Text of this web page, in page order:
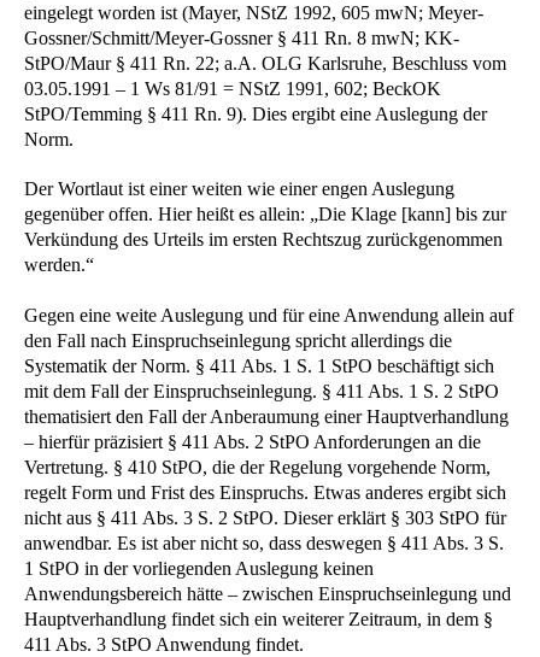
eingelegt worden ist (Mayer, NStZ 1992, 605 mwN; Meyer-
Gossner/Schmitt/Meyer-Gossner § 411 Rn. 8 mwN; KK-
StPO/Maur § 411 Rn. 22; a.A. OLG Karlsruhe, Beschluss vom
03.05.1991 – 1 Ws 81/91 = NStZ 1991, 602; BeckOK
StPO/Temming § 411 Rn. 9). Dies ergibt eine Auslegung der
Norm.
Der Wortlaut ist einer weiten wie einer engen Auslegung
gegenüber offen. Hier heißt es allein: „Die Klage [kann] bis zur
Verkündung des Urteils im ersten Rechtszug zurückgenommen
werden.“
Gegen eine weite Auslegung und für eine Anwendung allein auf
den Fall nach Einspruchseinlegung spricht allerdings die
Systematik der Norm. § 411 Abs. 1 S. 1 StPO beschäftigt sich
mit dem Fall der Einspruchseinlegung. § 411 Abs. 1 S. 2 StPO
thematisiert den Fall der Anberaumung einer Hauptverhandlung
– hierfür präzisiert § 411 Abs. 2 StPO Anforderungen an die
Vertretung. § 410 StPO, die der Regelung vorgehende Norm,
regelt Form und Frist des Einspruchs. Etwas anderes ergibt sich
nicht aus § 411 Abs. 3 S. 2 StPO. Dieser erklärt § 303 StPO für
anwendbar. Es ist aber nicht so, dass deswegen § 411 Abs. 3 S.
1 StPO in der vorliegenden Auslegung keinen
Anwendungsbereich hätte – zwischen Einspruchseinlegung und
Hauptverhandlung findet sich ein weiterer Zeitraum, in dem §
411 Abs. 3 StPO Anwendung findet.